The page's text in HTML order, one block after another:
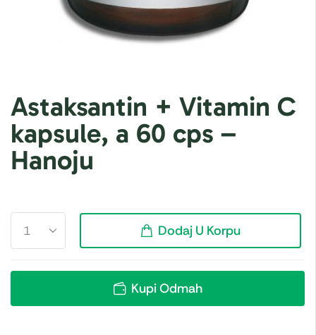
Astaksantin + Vitamin C
kapsule, a 60 cps –
Hanoju
Dodaj U Korpu
Kupi Odmah